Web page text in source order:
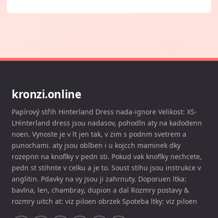
kronzi.online
Papírový střih Hinterland Dress nada-ignore Velikost: XS-
LHinterland dress jsou nadasov, pohodln aty na kadodenn
noen. Vynoste je v lt jen tak, v zim s podnm svetrem a
punochami. aty jsou oblben i u kojcch maminek dky
rozepnn na knoflky v pedn sti. Pokud vak knoflky nechcete,
pedn st stihnte v celku a je to. Soust stihu jsou instrukce v
anglitin. Pdavky na vy jsou ji zahrnuty. Doporuen ltka:
bavlna, len, chambray, dupion a dal Rozmry postavy &
rozmry uitch at: viz piloen obrzek Spoteba ltky: viz piloen